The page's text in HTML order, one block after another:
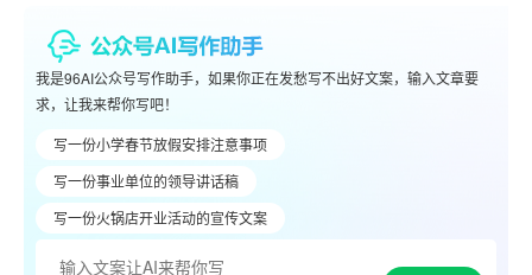
我是96AI公众号写作助手，如果你正在发愁写不出好文案，输入文章要
求，让我来帮你写吧！
写一份小学春节放假安排注意事项
写一份事业单位的领导讲话稿
写一份火锅店开业活动的宣传文案